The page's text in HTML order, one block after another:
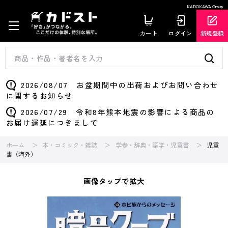
KADOKAWA Group
カート ログイン 新規登録
2026/08/07 お盆期間中の出荷およびお問い合わせ
に関するお知らせ
2026/07/29 令和8年熊本地震の影響による商品の
お届け遅延につきまして
ホーム 本・コミック・雑誌 学参・辞典・語学・児童書
児童
書（海外）
画像タップで拡大